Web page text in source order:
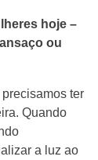
hoje –
ou
ter
Quando
a luz ao